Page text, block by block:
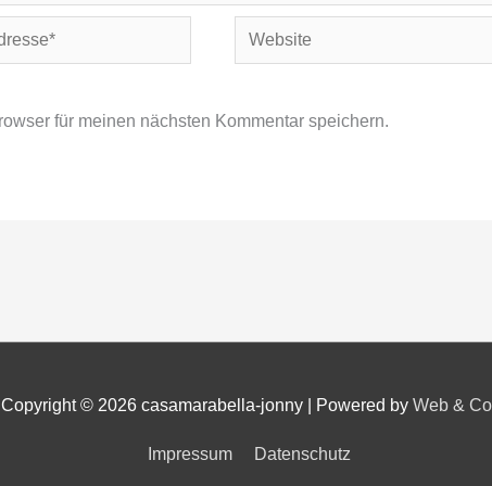
Website
für meinen nächsten Kommentar speichern.
Copyright © 2026 casamarabella-jonny Powered by Web &
Impressum Datenschutz